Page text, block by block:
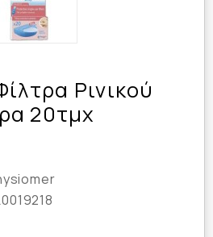
Ρινικού
20τμχ